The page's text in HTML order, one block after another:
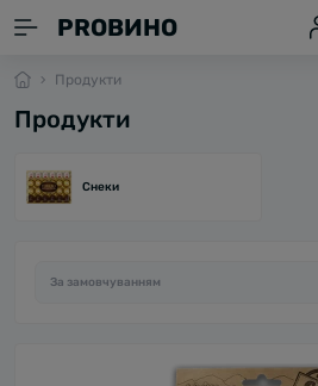
PROВИНО
Продукти
Продукти
Снеки